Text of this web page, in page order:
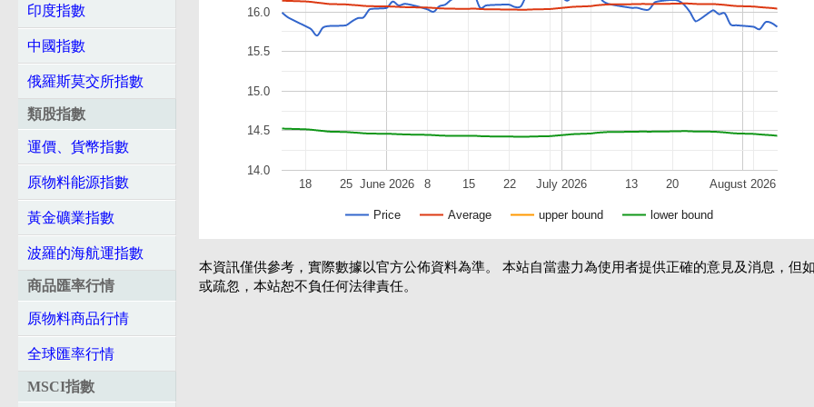
印度指數
中國指數
俄羅斯莫交所指數
類股指數
運價、貨幣指數
原物料能源指數
黃金礦業指數
波羅的海航運指數
商品匯率行情
原物料商品行情
全球匯率行情
MSCI指數
Price Average upper bound lower bound
June 2026 July 2026 August 2026
18 25 8 15 22 13 20
14.0
14.5
15.0
15.5
16.0
本資訊僅供參考，實際數據以官方公佈資料為準。 本站自當盡力為使用者提供正確的意見及消息，但
或疏忽，本站恕不負任何法律責任。